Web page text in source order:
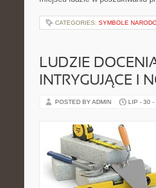
CATEGORIES: SYMBOLE
LUDZIE
INTRYGUJĄCE I
POSTED BY ADMIN LIP - 30 -